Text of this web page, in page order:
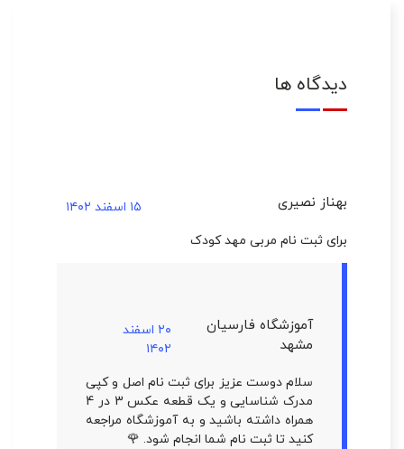
دیدگاه ها
بهناز نصیری
۱۵ اسفند ۱۴۰۲
برای ثبت نام مربی مهد کودک
آموزشگاه فارسیان
مشهد
۲۰ اسفند
۱۴۰۲
سلام دوست عزیز برای ثبت نام اصل و کپی
مدرک شناسایی و یک قطعه عکس 3 در 4
همراه داشته باشید و به آموزشگاه مراجعه
کنید تا ثبت نام شما انجام شود. 🌹